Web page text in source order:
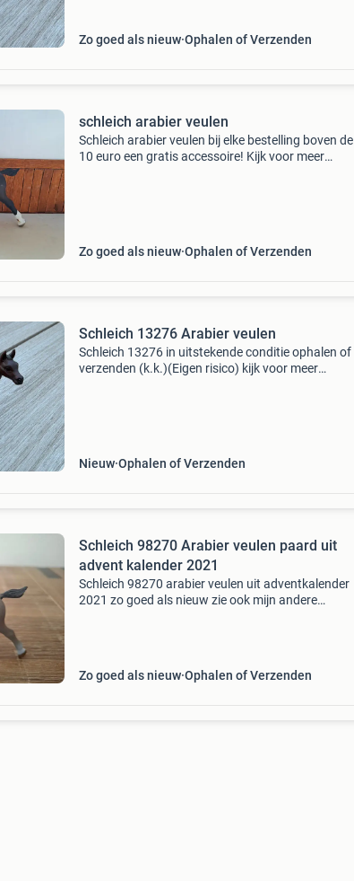
Zo goed als nieuw Ophalen of Verzenden
schleich arabier veulen
Schleich arabier veulen bij elke bestelling boven de
10 euro een gratis accessoire! Kijk voor meer
Zo goed als nieuw Ophalen of Verzenden
Schleich 13276 Arabier veulen
Schleich 13276 in uitstekende conditie ophalen of
verzenden (k.k.)(Eigen risico) kijk voor meer
Nieuw Ophalen of Verzenden
Schleich 98270 Arabier veulen paard uit
advent kalender 2021
Schleich 98270 arabier veulen uit adventkalender
2021 zo goed als nieuw zie ook mijn andere
Zo goed als nieuw Ophalen of Verzenden